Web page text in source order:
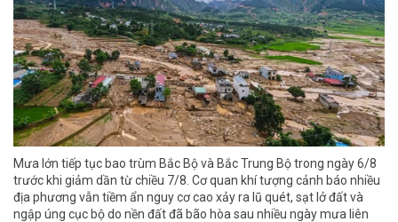
Mưa lớn tiếp tục bao trùm Bắc Bộ và Bắc Trung Bộ trong ngày 6/8
trước khi giảm dần từ chiều 7/8. Cơ quan khí tượng cảnh báo nhiều
địa phương vẫn tiềm ẩn nguy cơ cao xảy ra lũ quét, sạt lở đất và
ngập úng cục bộ do nền đất đã bão hòa sau nhiều ngày mưa liên